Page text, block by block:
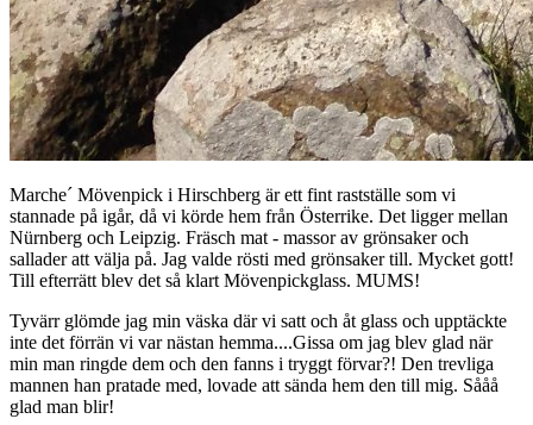
Marche´ Mövenpick i Hirschberg är ett fint rastställe som vi
stannade på igår, då vi körde hem från Österrike. Det ligger mellan
Nürnberg och Leipzig. Fräsch mat - massor av grönsaker och
sallader att välja på. Jag valde rösti med grönsaker till. Mycket gott!
Till efterrätt blev det så klart Mövenpickglass. MUMS!
Tyvärr glömde jag min väska där vi satt och åt glass och upptäckte
inte det förrän vi var nästan hemma....Gissa om jag blev glad när
min man ringde dem och den fanns i tryggt förvar?! Den trevliga
mannen han pratade med, lovade att sända hem den till mig. Sååå
glad man blir!